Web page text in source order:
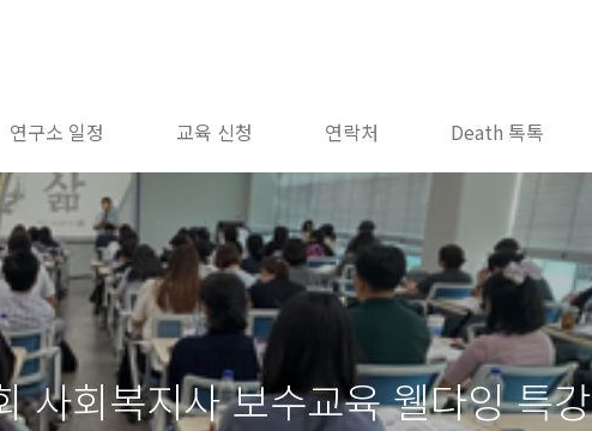
연구소 일정 교육 신청 연락처 Death 톡톡
사회복지사 보수교육 웰다잉 특강